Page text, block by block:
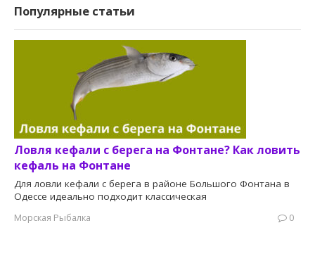
Популярные статьи
Ловля кефали с берега на Фонтане? Как ловить
кефаль на Фонтане
Для ловли кефали с берега в районе Большого Фонтана в
Одессе идеально подходит классическая
Морская Рыбалка
0